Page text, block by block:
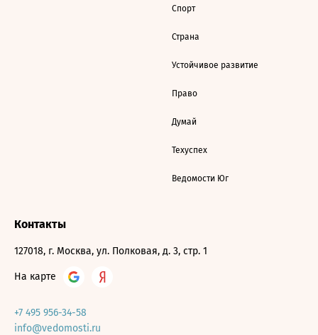
Спорт
Страна
Устойчивое развитие
Право
Думай
Техуспех
Ведомости Юг
Контакты
127018, г. Москва, ул. Полковая, д. 3, стр. 1
На карте
+7 495 956-34-58
info@vedomosti.ru